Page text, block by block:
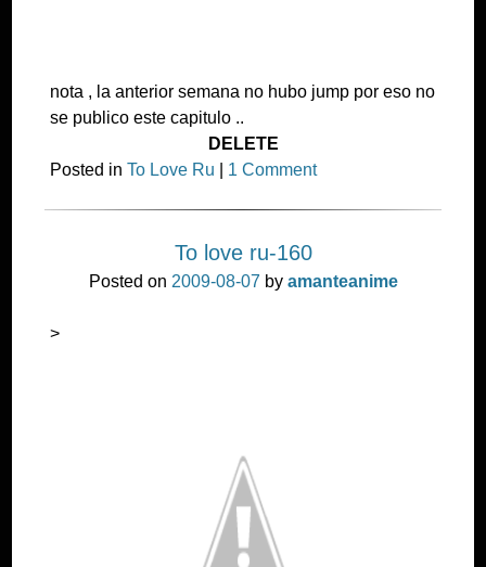
nota , la anterior semana no hubo jump por eso no
se publico este capitulo ..
DELETE
Posted inTo Love Ru 1 Comment
To love ru-160
Posted on 2009-08-07 by amanteanime
>